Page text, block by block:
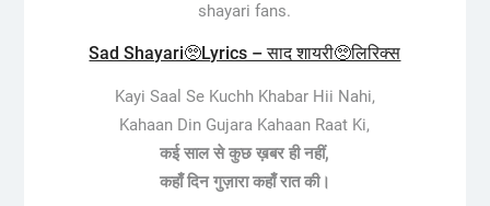
shayari fans.
Sad Shayari🥺Lyrics – साद शायरी🥺लिरिक्स
Kayi Saal Se Kuchh Khabar Hii Nahi,
Kahaan Din Gujara Kahaan Raat Ki,
कई साल से कुछ ख़बर ही नहीं,
कहाँ दिन गुज़ारा कहाँ रात की।